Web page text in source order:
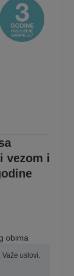
vezom i
obima
uslovi.